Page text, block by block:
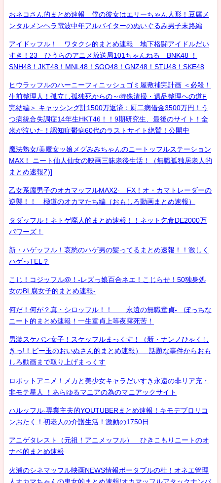
おネコさん的まとめ速報 僕の彼女はエリーちゃん人形！豆腐メ
ンタルメンヘラ電波中年アルバイターのぬいぐるみ男子末路編
アイドッフル！ ワタクシ的まとめ速報 地下格闘アイドルだい
すき！23 ひうらのアニメ放送局101ちゃんねる BNK48 ！
SNH48！JKT48！MNL48！SGO48！GNZ48！STU48！SKE48
ヒウラッフルのハーニーフィニッシュゴミ屋敷補完計画 ＜必殺！
生前整理人！孤立し孤独死からの～特殊清掃・遺品整理への道F
完結編＞ キャッシング計1500万返済：厨二病借金3500万円！う
つ病統合失調症14年生HKT46！！9期研究生、最後のサイト！全
米が泣いた！認知症鬱病60代のラストサイト絶賛！公開中
魔法熟女/美魔女ッ娘メグみみちゃんのニートッフルステーション
MAX！ ニート仙人仙女の映画三昧老後生活！（無職孤独居老人的
まとめ速報Z)]
乙女系腐男子のオカマッフルMAX2- FX！オ・カマトレーダーの
逆襲！！ 極道のオカマたち編（おもしろ動画まとめ速報）
タダッフル！ネトゲ廃人的まとめ速報！！ネット乞食DE2000万
パワーズ！
新・ハゲッフル！哀愁のハゲ男の髪ってるまとめ速報！！激しく
ハゲっTEL？
こじ！コジッフル@！-レズっ娘百合ネエ！こじらせ！50独身処
女のBL腐女子的まとめ速報-
何だ！何が？真・シロッフル！！ 永遠の無職童貞- ぼっちな
ニート的まとめ速報！一生童貞上等夜露死苦！
男装スケバン女子！スケッフルまっくす！（新・ナンノひゃくし
きっ!！ビー玉のおいぬさん的まとめ速報） 話題な事件からおも
しろ動画まで取り上げまっくす
ロボットアニメ！メカと美少女キャラだいすき永遠の非リア充・
非モテ星人 ！あらゆるマニアの為のマニアックサイト
ハルッフル-専業主夫的YOUTUBERまとめ速報！キモデブロリコ
ンおたく！初老人の介護生活！激動の1750日
アニゲタレスト（元祖！アニメッフル） ひきこもりニートのオ
ナベ的まとめ速報
火浦のシネマッフル映画NEWS情報ポータブルの杜！オネエ管理
人オカマちゃんの鬼女的まとめ速報!オカマッフルアタックナンバ